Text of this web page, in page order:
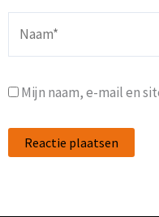
Mijn naam, e-mail en